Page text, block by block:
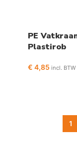
PE
Plastirob
€ 4,85 incl. BTW
1